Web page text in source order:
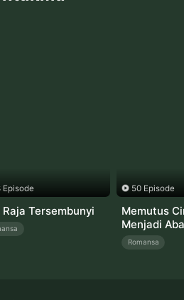
Episode
Raja Tersembunyi
50 Episode
Memutus
Menjadi
Romansa